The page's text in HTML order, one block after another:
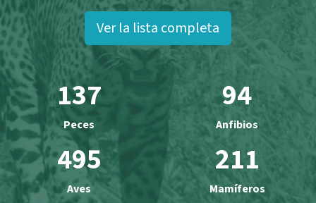
Ver la lista completa
137
Peces
94
Anfibios
495
Aves
211
Mamíferos